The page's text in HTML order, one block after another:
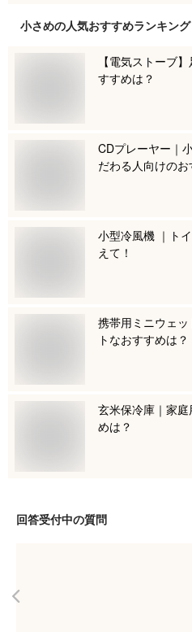
小さめの人気おすすめランキング
【電気ストーブ
すすめは？
CDプレーヤー｜
だわる人向けのお
小型冷風機 ｜ト
えて！
携帯用ミニウェ
トなおすすめは？
玄米保冷庫｜家
めは？
回答受付中の質問